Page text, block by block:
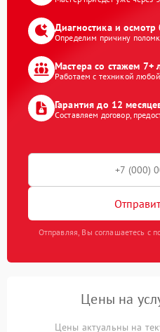
Диагностика и осмотр
Определим причину
Мастера со стажем 7+
Работаем с техникой
Гарантия до 12
Составляем договор,
Отправляя, Вы соглашаетесь с
Цены на
Цены актуальны на